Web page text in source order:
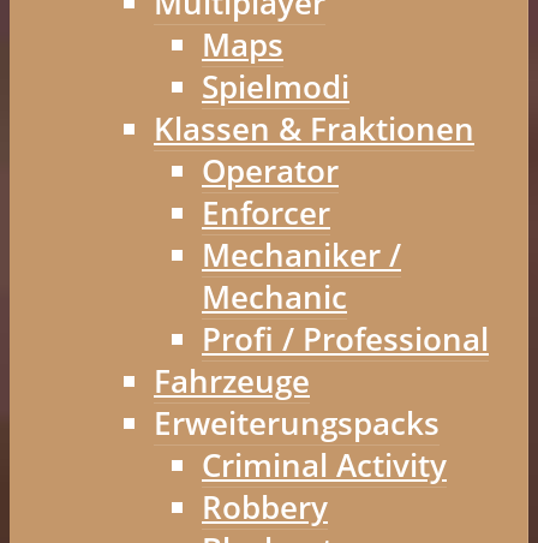
Maps
Spielmodi
Klassen & Fraktionen
Operator
Enforcer
Mechaniker /
Mechanic
Profi / Professional
Fahrzeuge
Erweiterungspacks
Criminal Activity
Robbery